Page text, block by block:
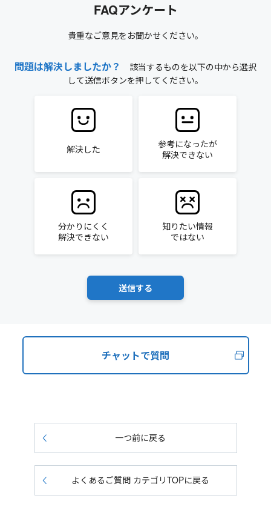
FAQアンケート
貴重なご意見をお聞かせください。
問題は解決しましたか？
該当するものを以下の中から選択
して送信ボタンを押してください。
解決した
参考になったが
解決できない
分かりにくく
解決できない
知りたい情報
ではない
チャットで質問
一つ前に戻る
よくあるご質問 カテゴリTOPに戻る